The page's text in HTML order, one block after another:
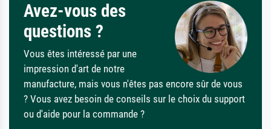
Avez-vous des
questions ?
Vous êtes intéressé par une
impression d'art de notre
manufacture, mais vous n'êtes pas encore sûr de vous
? Vous avez besoin de conseils sur le choix du support
ou d'aide pour la commande ?